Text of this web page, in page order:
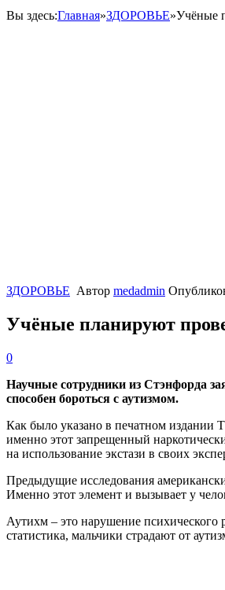
Вы здесь:Главная»ЗДОРОВЬЕ»Учёные
ЗДОРОВЬЕ Автор medadmin
Учёные планируют
0
Научные сотрудники из Стэнфорда
способен бороться с аутизмом.
Как было указано в печатном
именно этот запрещенный
на использование экстази в своих
Предыдущие исследования
Именно этот элемент и вызывает у
Аутихм – это нарушение психического
статистика, мальчики страдают от